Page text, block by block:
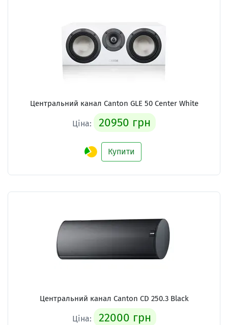
Центральний канал Canton GLE 50 Center White
Ціна: 20950 грн
Купити
Центральний канал Canton CD 250.3 Black
Ціна: 22000 грн